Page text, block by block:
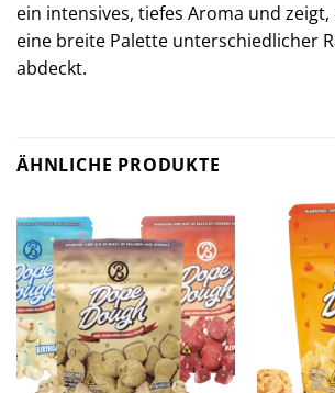
ein intensives, tiefes Aroma und zeigt,
eine breite Palette unterschiedlicher
abdeckt.
ÄHNLICHE PRODUKTE